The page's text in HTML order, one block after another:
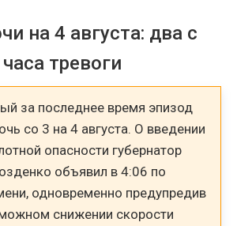
на 4 августа: два с
тревоги
за последнее время эпизод
со 3 на 4 августа. О введении
опасности губернатор
объявил в 4:06 по
одновременно предупредив
снижении скорости